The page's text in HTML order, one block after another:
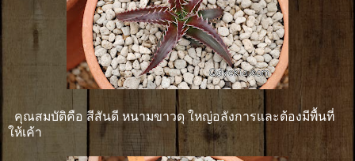
คุณสมบัติคือ สีสันดี หนามขาวดุ ใหญ่อลังการและต้องมีพื้นที่
ให้เค้า